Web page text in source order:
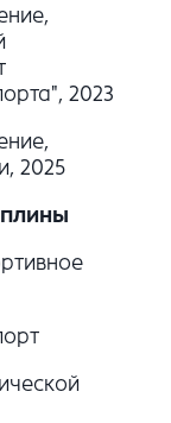
2023
2025